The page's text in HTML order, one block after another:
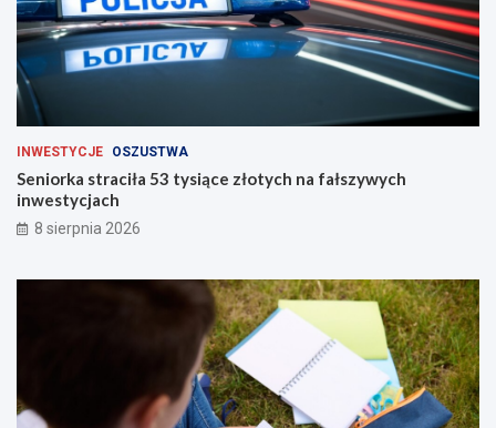
INWESTYCJE OSZUSTWA
Seniorka straciła 53 tysiące złotych na fałszywych
inwestycjach
8 sierpnia 2026